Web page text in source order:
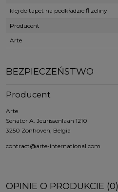
klej do tapet na podkładzie flizeliny
Producent
Arte
BEZPIECZEŃSTWO
Producent
Arte
Senator A. Jeurissenlaan 1210
3250 Zonhoven, Belgia
contract@arte-international.com
OPINIE O PRODUKCIE (0)